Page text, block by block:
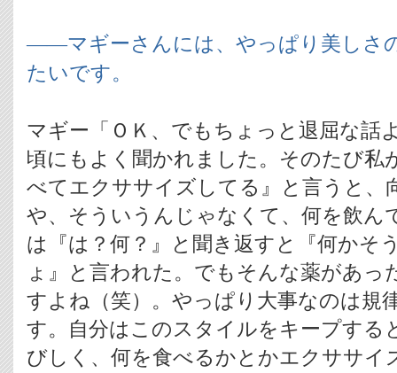
――マギーさんには、やっぱり美しさ
たいです。
マギー「ＯＫ、でもちょっと退屈な話
頃にもよく聞かれました。そのたび私
べてエクササイズしてる』と言うと、
や、そういうんじゃなくて、何を飲ん
は『は？何？』と聞き返すと『何かそ
ょ』と言われた。でもそんな薬があっ
すよね（笑）。やっぱり大事なのは規
す。自分はこのスタイルをキープする
びしく、何を食べるかとかエクササイ